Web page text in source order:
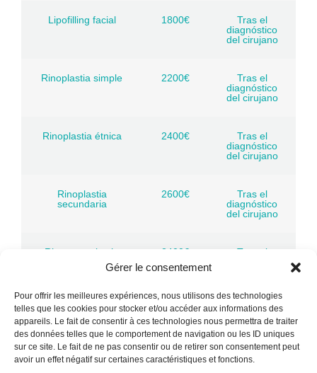
Gérer le consentement
Pour offrir les meilleures expériences, nous utilisons des technologies
telles que les cookies pour stocker et/ou accéder aux informations des
appareils. Le fait de consentir à ces technologies nous permettra de traiter
des données telles que le comportement de navigation ou les ID uniques
sur ce site. Le fait de ne pas consentir ou de retirer son consentement peut
avoir un effet négatif sur certaines caractéristiques et fonctions.
Lipofilling facial 1800€
Tras el
diagnóstico
del cirujano
Rinoplastia simple 2200€
Tras el
diagnóstico
del cirujano
Rinoplastia étnica 2400€
Tras el
diagnóstico
del cirujano
Rinoplastia
secundaria
2600€
Tras el
diagnóstico
del cirujano
Rinoseptoplastia 2400€
Tras el
Blefaroplastia 2
párpados
1700€
Tras el
diagnóstico
del cirujano